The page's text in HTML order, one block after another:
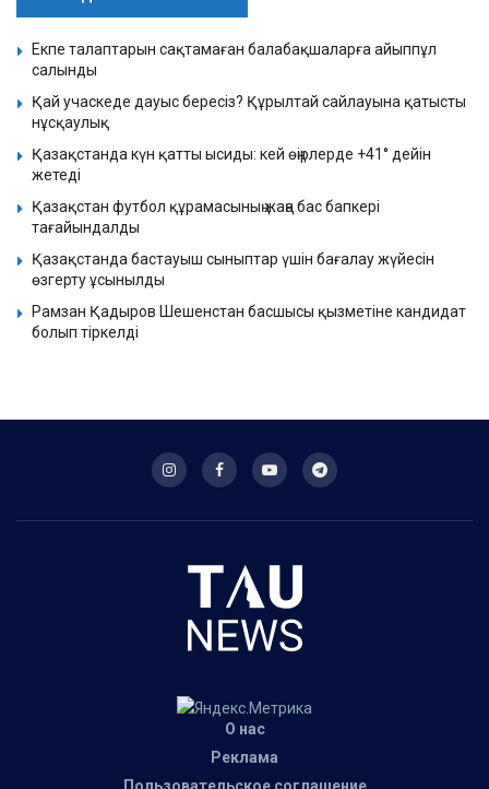
Екпе талаптарын сақтамаған балабақшаларға айыппұл
салынды
Қай учаскеде дауыс бересіз? Құрылтай сайлауына қатысты
нұсқаулық
Қазақстанда күн қатты ысиды: кей өңірлерде +41° дейін
жетеді
Қазақстан футбол құрамасының жаңа бас бапкері
тағайындалды
Қазақстанда бастауыш сыныптар үшін бағалау жүйесін
өзгерту ұсынылды
Рамзан Қадыров Шешенстан басшысы қызметіне кандидат
болып тіркелді
О нас
Реклама